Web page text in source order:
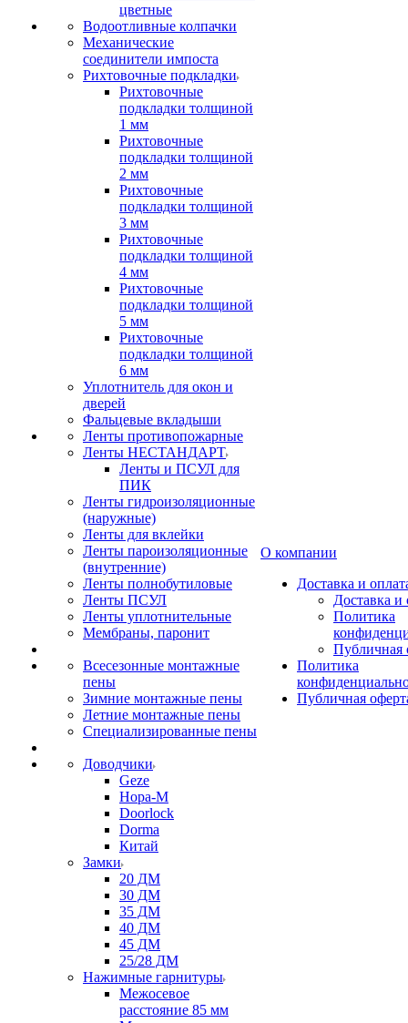
цветные
Водоотливные колпачки
Механические
соединители импоста
Рихтовочные подкладки
Рихтовочные
подкладки толщиной
1 мм
Рихтовочные
подкладки толщиной
2 мм
Рихтовочные
подкладки толщиной
3 мм
Рихтовочные
подкладки толщиной
4 мм
Рихтовочные
подкладки толщиной
5 мм
Рихтовочные
подкладки толщиной
6 мм
Уплотнитель для окон и
дверей
Фальцевые вкладыши
Ленты противопожарные
Ленты НЕСТАНДАРТ
Ленты и ПСУЛ для
ПИК
Ленты гидроизоляционные
(наружные)
Ленты для вклейки
Ленты пароизоляционные
(внутренние)
Ленты полнобутиловые
Ленты ПСУЛ
Ленты уплотнительные
Мембраны, паронит
Всесезонные монтажные
пены
Зимние монтажные пены
Летние монтажные пены
Специализированные пены
Доводчики
Geze
Нора-М
Doorlock
Dorma
Китай
Замки
20 ДМ
30 ДМ
35 ДМ
40 ДМ
45 ДМ
25/28 ДМ
Нажимные гарнитуры
Межосевое
расстояние 85 мм
О компании
Доставка и
Доставка и
Политика
Публичная
Политика
Публичная